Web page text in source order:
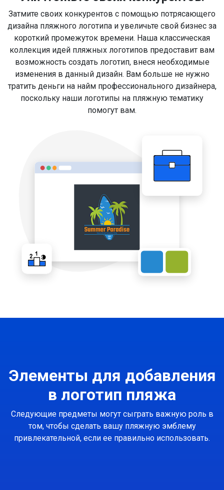
Затмите своих конкурентов с помощью потрясающего
дизайна пляжного логотипа и увеличьте свой бизнес за
короткий промежуток времени. Наша классическая
коллекция идей пляжных логотипов предоставит вам
возможность создать логотип, внеся необходимые
изменения в данный дизайн. Вам больше не нужно
тратить деньги на найм профессионального дизайнера,
поскольку наши логотипы на пляжную тематику
помогут вам.
Элементы для добавления
в логотип пляжа
Следующие предметы могут сыграть важную роль в
том, чтобы сделать вашу пляжную эмблему
привлекательной, если ее правильно использовать.